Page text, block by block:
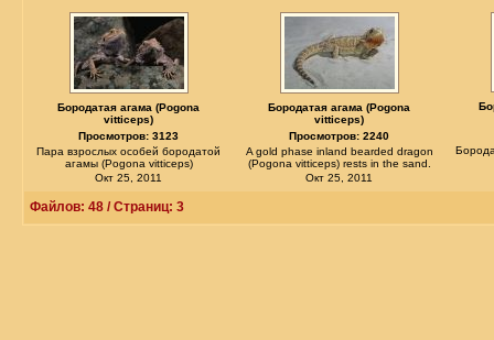
Бородатая агама (Pogona
vitticeps)
Просмотров: 3123
Пара взрослых особей бородатой
агамы (Pogona vitticeps)
Окт 25, 2011
Бородатая агама (Pogona
vitticeps)
Просмотров: 2240
A gold phase inland bearded dragon
(Pogona vitticeps) rests in the sand.
Окт 25, 2011
Файлов: 48 / Страниц: 3